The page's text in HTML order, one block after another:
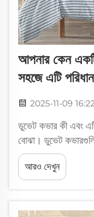
আপনার কেন
সহজে এটি
2025-11-09
ডুভেট কভার কী এবং
বোঝা। ডুভেট
ইনসার্টগুলিকে ধুলো,
রক্ষা করে।
আরও দেখুন